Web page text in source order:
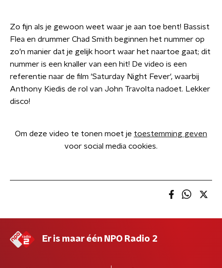
Zo fijn als je gewoon weet waar je aan toe bent! Bassist
Flea en drummer Chad Smith beginnen het nummer op
zo’n manier dat je gelijk hoort waar het naartoe gaat; dit
nummer is een knaller van een hit! De video is een
referentie naar de film 'Saturday Night Fever', waarbij
Anthony Kiedis de rol van John Travolta nadoet. Lekker
disco!
Om deze video te tonen moet je toestemming geven
voor social media cookies.
Er is maar één NPO Radio 2